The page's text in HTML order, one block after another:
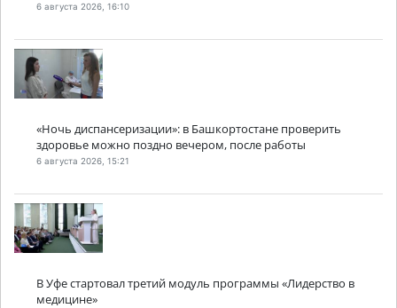
6 августа 2026, 16:10
«Ночь диспансеризации»: в Башкортостане проверить
здоровье можно поздно вечером, после работы
6 августа 2026, 15:21
В Уфе стартовал третий модуль программы «Лидерство в
медицине»